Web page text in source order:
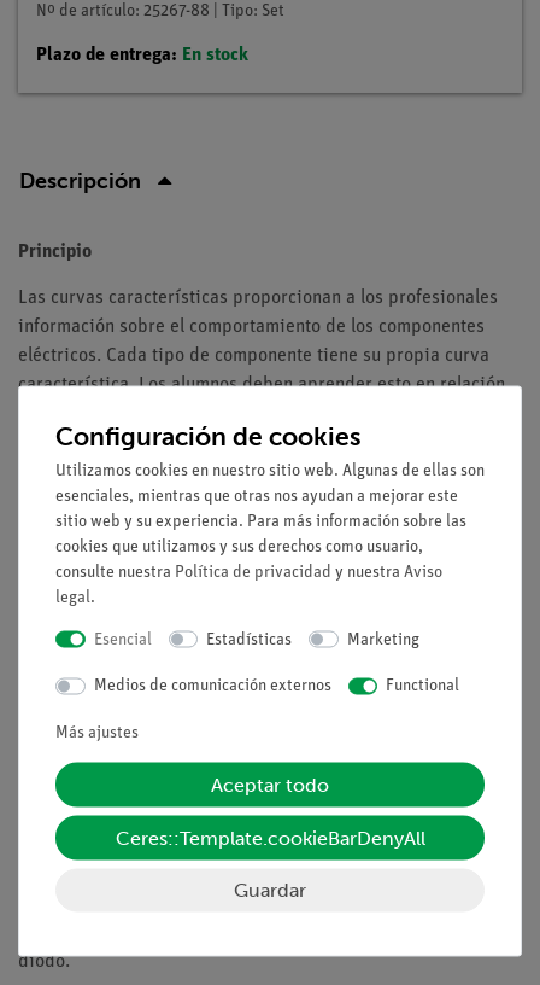
Nº de artículo: 25267-88 | Tipo: Set
Plazo de entrega: En stock
Descripción
Principio
Las curvas características proporcionan a los profesionales
información sobre el comportamiento de los componentes
eléctricos. Cada tipo de componente tiene su propia curva
característica. Los alumnos deben aprender esto en relación
evalúan la curva característica de un diodo de silicio.
Ventajas
No se necesitan conexiones de cables adicionales entre
los bloques de construcción: montaje claro y rápido
Seguridad de contacto gracias al sistema de bloques de
Contactos chapados en oro libres de corrosión
Doble éxito de ganancia: Diagrama del circuito eléctrico
ver en el exterior
Tareas
¿Qué propiedades de un diodo pueden derivarse de su curva
característica?
diodo.
Configuración de cookies
Utilizamos cookies en nuestro sitio web. Algunas de ellas son
esenciales, mientras que otras nos ayudan a mejorar este
sitio web y su experiencia. Para más información sobre las
cookies que utilizamos y sus derechos como usuario,
consulte nuestra Política de privacidad y nuestra Aviso
legal.
Esencial Estadísticas Marketing
Medios de comunicación externos Functional
Más ajustes
Aceptar todo
Ceres::Template.cookieBarDenyAll
Guardar